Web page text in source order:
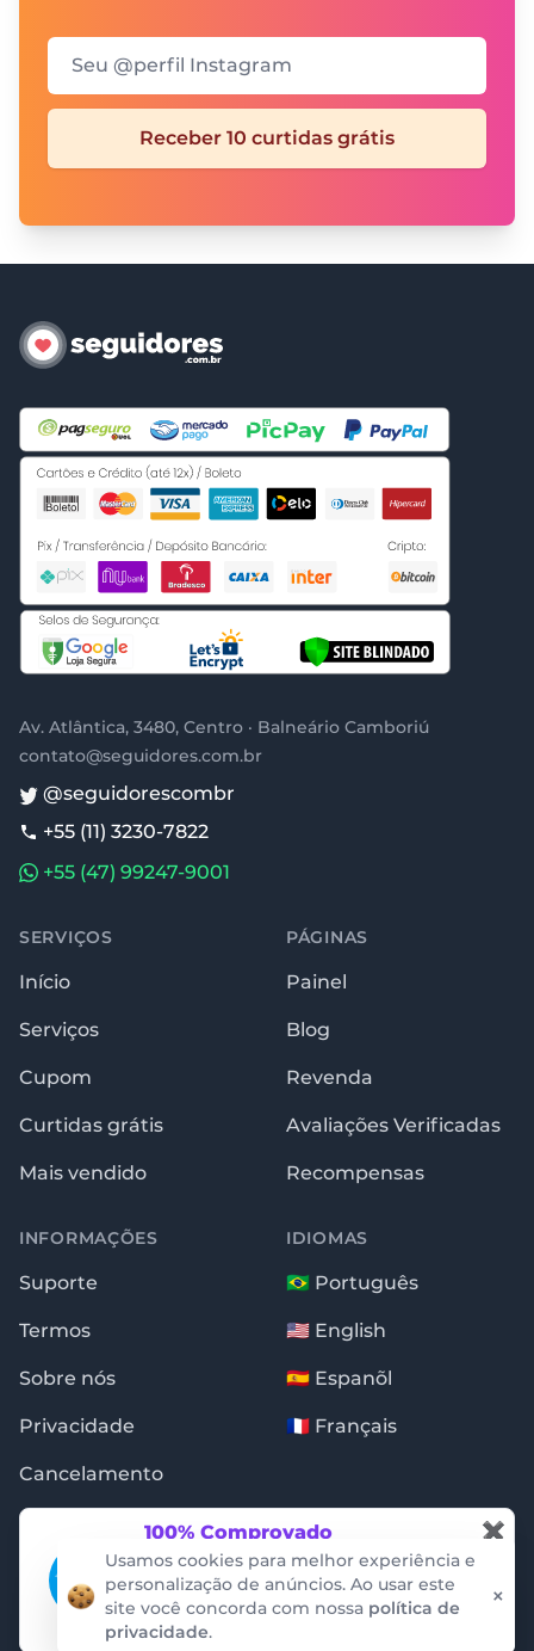
Seu @perfil Instagram
Receber 10 curtidas grátis
100% Comprovado
Essas notificações são garantidas pela
auditoria da empresa ProveSource. Não
conseguimos criar ou alterar os dados.
ProveSource
✖
Usamos cookies para melhor experiência e
personalização de anúncios. Ao usar este
site você concorda com nossa política de
privacidade.
×
Av. Atlântica, 3480, Centro · Balneário Camboriú
contato@seguidores.com.br
@seguidorescombr
+55 (11) 3230-7822
+55 (47) 99247-9001
SERVIÇOS
Início
Serviços
Cupom
Curtidas grátis
Mais vendido
PÁGINAS
Painel
Blog
Revenda
Avaliações Verificadas
Recompensas
INFORMAÇÕES
Suporte
Termos
Sobre nós
Privacidade
Cancelamento
IDIOMAS
🇧🇷 Português
🇺🇸 English
🇪🇸 Espanõl
🇫🇷 Français
Copyright © 2009 - 2026 · Seguidores.com.br